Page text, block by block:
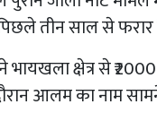
तीन साल से फरार
क्षेत्र से
आलम का नाम